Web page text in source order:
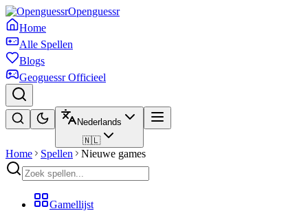
Openguessr
Home
Alle Spellen
Blogs
Geoguessr Officieel
Nederlands
🇳🇱
Home Spellen Nieuwe games
Gamellijst